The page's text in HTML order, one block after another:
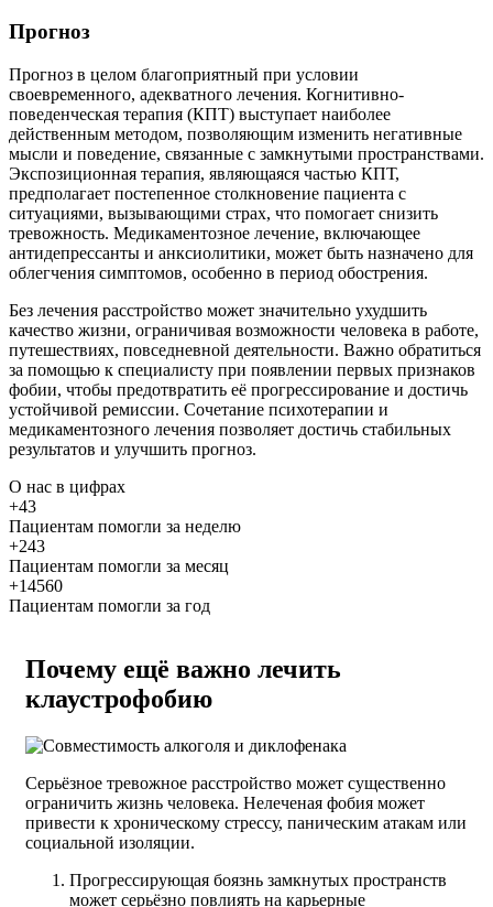
Прогноз
Прогноз в целом благоприятный при условии
своевременного, адекватного лечения. Когнитивно-
поведенческая терапия (КПТ) выступает наиболее
действенным методом, позволяющим изменить негативные
мысли и поведение, связанные с замкнутыми пространствами.
Экспозиционная терапия, являющаяся частью КПТ,
предполагает постепенное столкновение пациента с
ситуациями, вызывающими страх, что помогает снизить
тревожность. Медикаментозное лечение, включающее
антидепрессанты и анксиолитики, может быть назначено для
облегчения симптомов, особенно в период обострения.
Без лечения расстройство может значительно ухудшить
качество жизни, ограничивая возможности человека в работе,
путешествиях, повседневной деятельности. Важно обратиться
за помощью к специалисту при появлении первых признаков
фобии, чтобы предотвратить её прогрессирование и достичь
устойчивой ремиссии. Сочетание психотерапии и
медикаментозного лечения позволяет достичь стабильных
результатов и улучшить прогноз.
О нас в цифрах
+43
Пациентам помогли за неделю
+243
Пациентам помогли за месяц
+14560
Пациентам помогли за год
Почему ещё важно лечить
клаустрофобию
Серьёзное тревожное расстройство может существенно
ограничить жизнь человека. Нелеченая фобия может
привести к хроническому стрессу, паническим атакам или
социальной изоляции.
Прогрессирующая боязнь замкнутых пространств
может серьёзно повлиять на карьерные